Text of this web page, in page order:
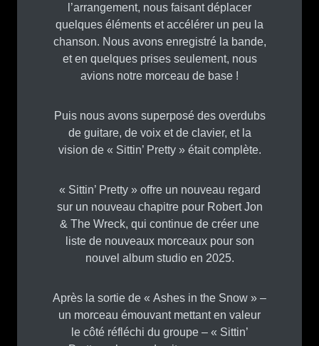
l’arrangement, nous faisant déplacer
quelques éléments et accélérer un peu la
chanson. Nous avons enregistré la bande,
et en quelques prises seulement, nous
avions notre morceau de base !
Puis nous avons superposé des overdubs
de guitare, de voix et de clavier, et la
vision de « Sittin’ Pretty » était complète.
« Sittin’ Pretty » offre un nouveau regard
sur un nouveau chapitre pour Robert Jon
& The Wreck, qui continue de créer une
liste de nouveaux morceaux pour son
nouvel album studio en 2025.
Après la sortie de « Ashes in the Snow » –
un morceau émouvant mettant en valeur
le côté réfléchi du groupe – « Sittin’